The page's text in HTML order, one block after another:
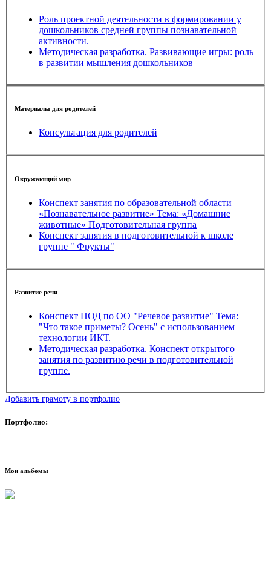
Роль проектной деятельности в формировании у
дошкольников средней группы познавательной
активности.
Методическая разработка. Развивающие игры: роль
в развитии мышления дошкольников
Материалы для родителей
Консультация для родителей
Окружающий мир
Конспект занятия по образовательной области
«Познавательное развитие» Тема: «Домашние
животные» Подготовительная группа
Конспект занятия в подготовительной к школе
группе " Фрукты"
Развитие речи
Конспект НОД по ОО "Речевое развитие" Тема:
"Что такое приметы? Осень" с использованием
технологии ИКТ.
Методическая разработка. Конспект открытого
занятия по развитию речи в подготовительной
группе.
Добавить грамоту в портфолио
Портфолио:
Мои альбомы